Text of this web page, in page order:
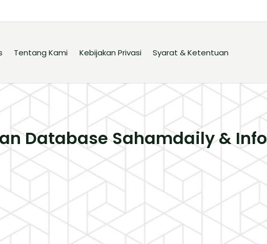
Tentang Kami Kebijakan Privasi Syarat & Ketentuan
Database Sahamdaily & Info